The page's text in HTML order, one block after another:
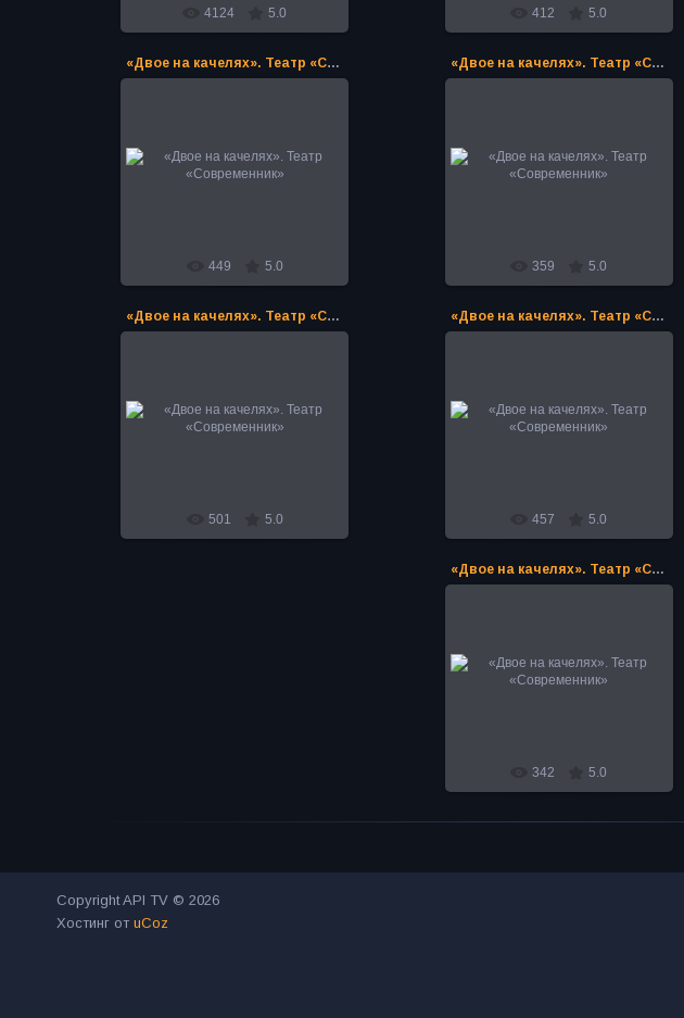
4124 5.0 412 5.0
«Двое на качелях». Театр «Современник»
«Двое на качелях». Театр
«Современник»
449 5.0
«Двое на качелях». Театр «Современник»
«Двое на качелях». Театр
«Современник»
359 5.0
«Двое на качелях». Театр «Современник»
«Двое на качелях». Театр
«Современник»
501 5.0
«Двое на качелях». Театр «Современник»
«Двое на качелях». Театр
«Современник»
457 5.0
«Двое на качелях». Театр «Современник»
«Двое на качелях». Театр
«Современник»
342 5.0
Copyright API TV © 2026
Хостинг от uCoz